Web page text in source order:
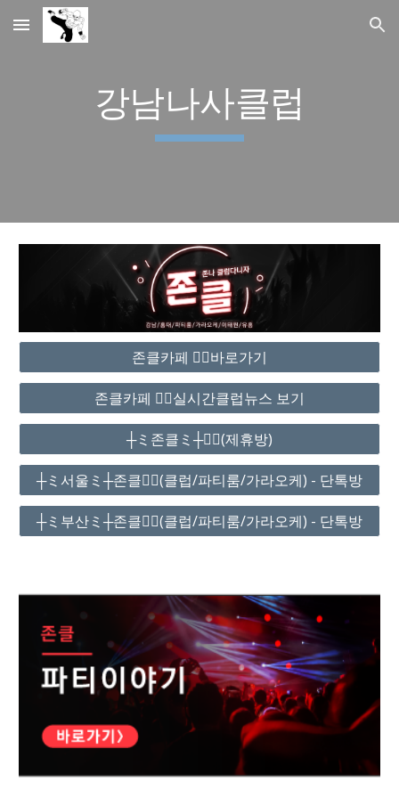
Skip to main content Skip to navigation
강남나사클럽
존클카페 ❤️‍🔥바로가기
존클카페 ❤️‍🔥실시간클럽뉴스 보기
┼ミ존클ミ┼❤️‍🔥(제휴방)
┼ミ서울ミ┼존클❤️‍🔥(클럽/파티룸/가라오케) - 단톡방
┼ミ부산ミ┼존클❤️‍🔥(클럽/파티룸/가라오케) - 단톡방